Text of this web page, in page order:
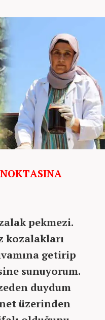
pekmezi.
kozalakları
getirip
sunuyorum.
duydum
üzerinden